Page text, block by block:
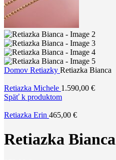
Domov Retiazky Retiazka Bianca
Retiazka Michele 1.590,00 €
Späť k produktom
Retiazka Erin 465,00 €
Retiazka Bianca